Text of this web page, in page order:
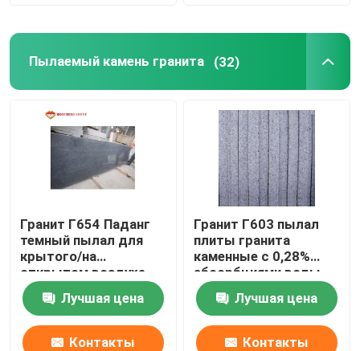
Пылаемый камень гранита (32)
Гранит Г654 Паданг
темный пылал для
крытого/на
открытом воздухе
пола вымощая
Лучшая цена
Контакты
Гранит Г603 пылал
плиты гранита
каменные с 0,28%
абсорбциями воды
Лучшая цена
Контакты